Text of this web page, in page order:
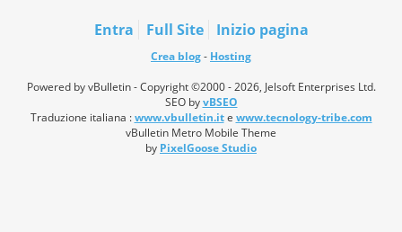
Entra Full Site Inizio pagina
Crea blog- Hosting
Powered by vBulletin - Copyright ©2000 - 2026, Jelsoft Enterprises Ltd.
SEO byvBSEO
Traduzione italiana :www.vbulletin.ite www.tecnology-tribe.com
vBulletin Metro Mobile Theme
by PixelGoose Studio